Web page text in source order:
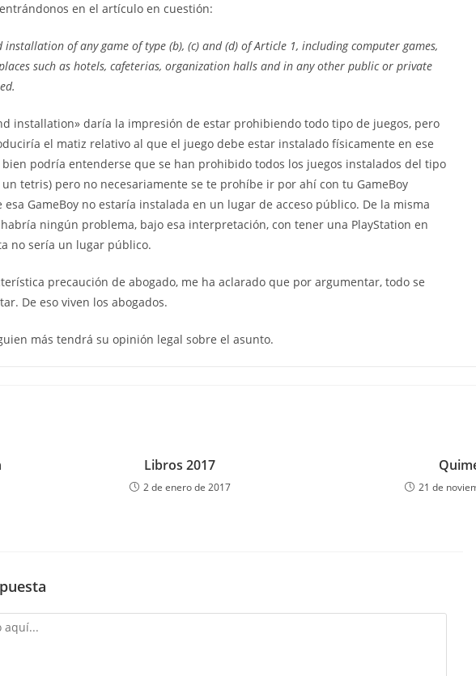
en el artículo en cuestión:
installation of any game of type (b), (c) and (d) of Article 1, including computer games,
such as hotels, cafeterias, organization halls and in any other public or private
installation» daría la impresión de estar prohibiendo todo tipo de juegos, pero
el matiz relativo al que el juego debe estar instalado físicamente en ese
bien podría entenderse que se han prohibido todos los juegos instalados del tipo
tetris) pero no necesariamente se te prohíbe ir por ahí con tu GameBoy
GameBoy no estaría instalada en un lugar de acceso público. De la misma
ningún problema, bajo esa interpretación, con tener una PlayStation en
no sería un lugar público.
precaución de abogado, me ha aclarado que por argumentar, todo se
De eso viven los abogados.
más tendrá su opinión legal sobre el asunto.
Libros 2017
2 de enero de 2017 21 de